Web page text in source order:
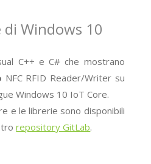
di Windows 10
C++ e C# che mostrano
NFC RFID Reader/Writer su
Windows 10 IoT Core.
e le librerie sono disponibili
repository GitLab.